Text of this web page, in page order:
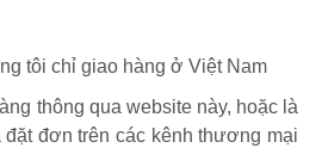
tôi chỉ giao hàng ở Việt Nam
thông qua website này, hoặc là
đơn trên các kênh thương mại